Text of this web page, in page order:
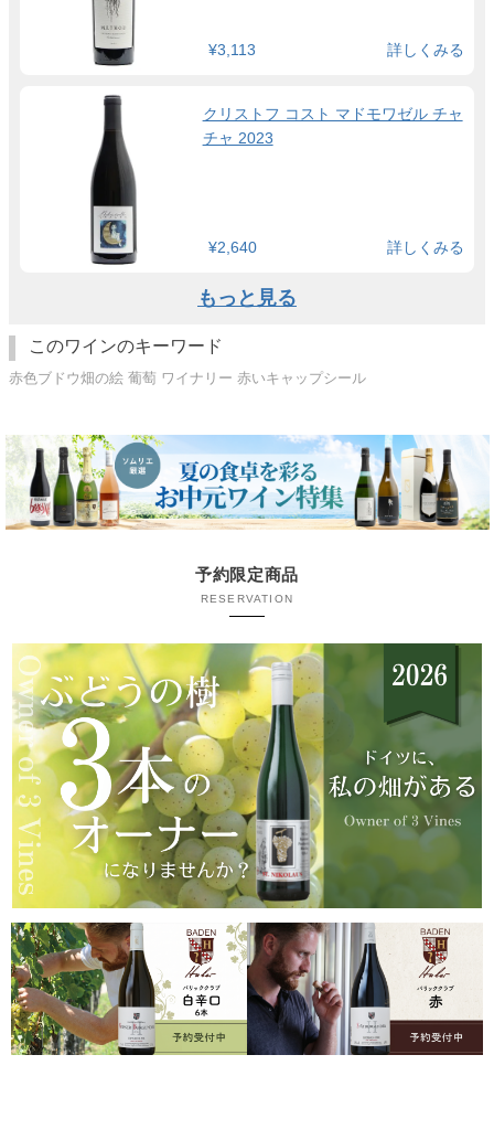
¥3,113 詳しくみる
クリストフ コスト マドモワゼル チャ
チャ 2023
¥2,640 詳しくみる
もっと見る
このワインのキーワード
赤色ブドウ畑の絵 葡萄 ワイナリー 赤いキャップシール
予約限定商品
RESERVATION